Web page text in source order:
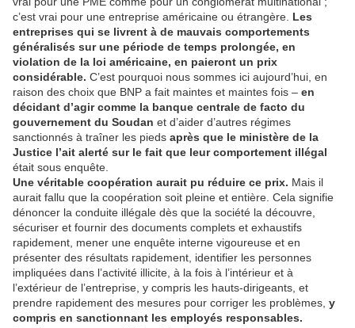
c’est vrai pour une entreprise américaine ou étrangère. Les
entreprises qui se livrent à de mauvais comportements
généralisés sur une période de temps prolongée, en
violation de la loi américaine, en paieront un prix
considérable. C’est pourquoi nous sommes ici aujourd’hui, en
raison des choix que BNP a fait maintes et maintes fois – en
décidant d’agir comme la banque centrale de facto du
gouvernement du Soudan et d’aider d’autres régimes
sanctionnés à traîner les pieds après que le ministère de la
Justice l’ait alerté sur le fait que leur comportement illégal
était sous enquête.
Une véritable coopération aurait pu réduire ce prix. Mais il
aurait fallu que la coopération soit pleine et entière. Cela signifie
dénoncer la conduite illégale dès que la société la découvre,
sécuriser et fournir des documents complets et exhaustifs
rapidement, mener une enquête interne vigoureuse et en
présenter des résultats rapidement, identifier les personnes
impliquées dans l’activité illicite, à la fois à l’intérieur et à
l’extérieur de l’entreprise, y compris les hauts-dirigeants, et
prendre rapidement des mesures pour corriger les problèmes, y
compris en sanctionnant les employés responsables.